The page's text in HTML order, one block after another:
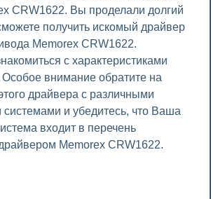
CRW1622. Вы проделали долгий
получить искомый драйвер
Memorex CRW1622.
с характеристиками
Особое внимание обратите на
драйвера с различными
и убедитесь, что Ваша
входит в перечень
Memorex CRW1622.